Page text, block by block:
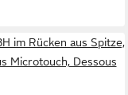
im Rücken aus Spitze,
Microtouch, Dessous